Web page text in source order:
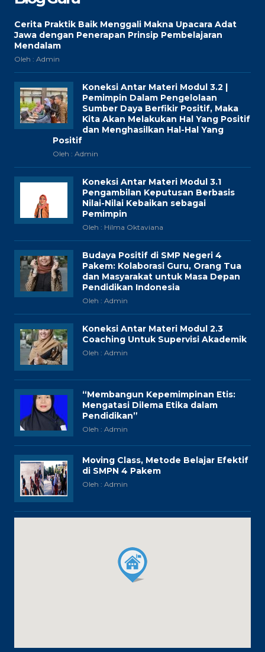
Cerita Praktik Baik Menggali Makna Upacara Adat
Jawa dengan Penerapan Prinsip Pembelajaran
Mendalam
Oleh : Admin
Koneksi Antar Materi Modul 3.2 |
Pemimpin Dalam Pengelolaan
Sumber Daya Berfikir Positif, Maka
Kita Akan Melakukan Hal Yang Positif
dan Menghasilkan Hal-Hal Yang
Positif
Oleh : Admin
Koneksi Antar Materi Modul 3.1
Pengambilan Keputusan Berbasis
Nilai-Nilai Kebaikan sebagai
Pemimpin
Oleh : Hilma Oktaviana
Budaya Positif di SMP Negeri 4
Pakem: Kolaborasi Guru, Orang Tua
dan Masyarakat untuk Masa Depan
Pendidikan Indonesia
Oleh : Admin
Koneksi Antar Materi Modul 2.3
Coaching Untuk Supervisi Akademik
Oleh : Admin
“Membangun Kepemimpinan Etis:
Mengatasi Dilema Etika dalam
Pendidikan”
Oleh : Admin
Moving Class, Metode Belajar Efektif
di SMPN 4 Pakem
Oleh : Admin